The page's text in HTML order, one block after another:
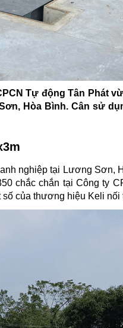
Tự động Tân Phát
Hòa Bình. Cân sử
nghiệp tại Lương Sơn,
chắc chắn tại Công ty
của thương hiệu Keli nối